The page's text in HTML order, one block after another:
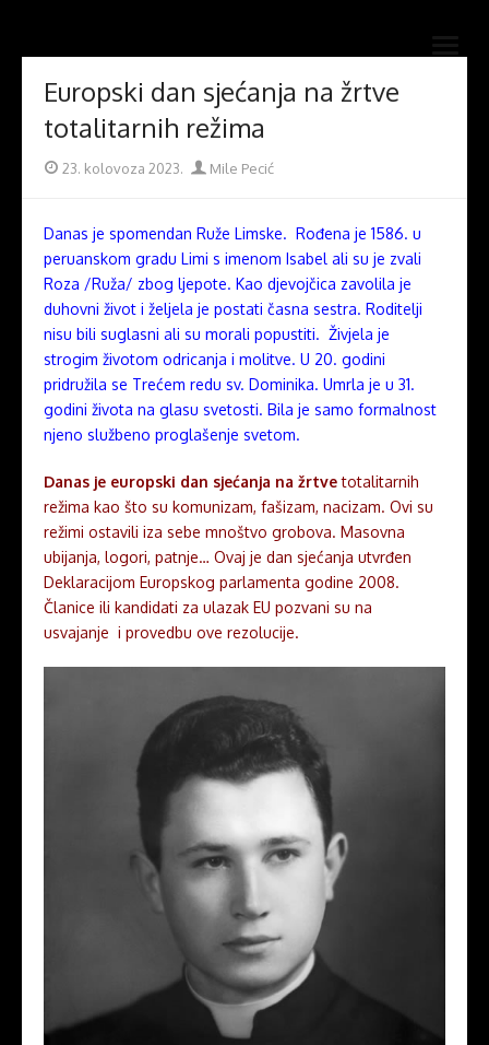
content
open
Europski dan sjećanja na žrtve
totalitarnih režima
Posted
23. kolovoza 2023. Author
Mile Pecić
Danas je spomendan Ruže Limske. Rođena je 1586. u
peruanskom gradu Limi s imenom Isabel ali su je zvali
Roza /Ruža/ zbog ljepote. Kao djevojčica zavolila je
duhovni život i željela je postati časna sestra. Roditelji
nisu bili suglasni ali su morali popustiti. Živjela je
strogim životom odricanja i molitve. U 20. godini
pridružila se Trećem redu sv. Dominika. Umrla je u 31.
godini života na glasu svetosti. Bila je samo formalnost
njeno službeno proglašenje svetom.
Danas je europski dan sjećanja na žrtvetotalitarnih
režima kao što su komunizam, fašizam, nacizam. Ovi su
režimi ostavili iza sebe mnoštvo grobova. Masovna
ubijanja, logori, patnje… Ovaj je dan sjećanja utvrđen
Deklaracijom Europskog parlamenta godine 2008.
Članice ili kandidati za ulazak EU pozvani su na
usvajanje i provedbu ove rezolucije.